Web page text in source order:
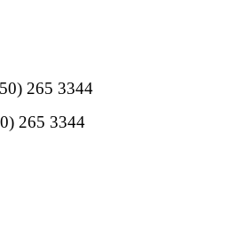
265 3344
265 3344